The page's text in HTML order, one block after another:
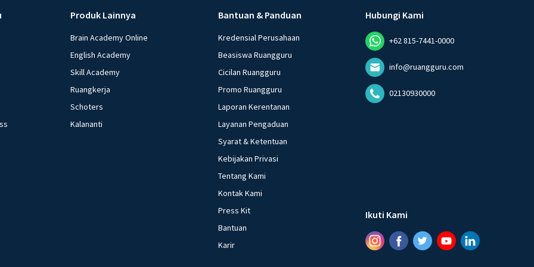
Produk Lainnya
Brain Academy Online
English Academy
Skill Academy
Ruangkerja
Schoters
Kalananti
Bantuan & Panduan
Kredensial Perusahaan
Beasiswa Ruangguru
Cicilan Ruangguru
Promo Ruangguru
Laporan Kerentanan
Layanan Pengaduan
Syarat & Ketentuan
Kebijakan Privasi
Tentang Kami
Kontak Kami
Press Kit
Bantuan
Karir
Hubungi Kami
+62 815-7441-0000
info@ruangguru.com
02130930000
Ikuti Kami